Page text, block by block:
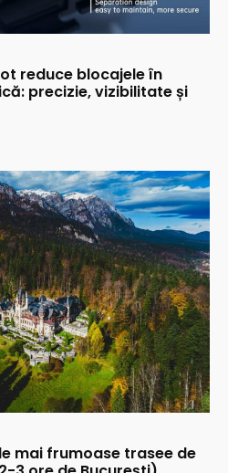
reduce blocajele în
precizie, vizibilitate și
mai frumoase trasee de